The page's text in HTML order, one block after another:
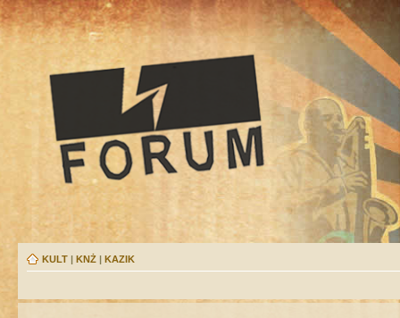
KULT | KNŻ | KAZIK